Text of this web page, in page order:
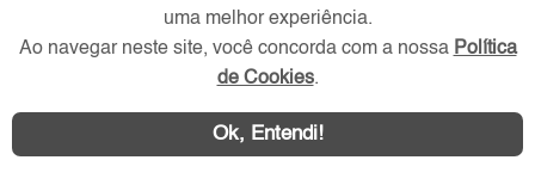
Redes Sociais
uma melhor experiência.
Ao navegar neste site, você concorda com a nossa Política
de Cookies.
Ok, Entendi!